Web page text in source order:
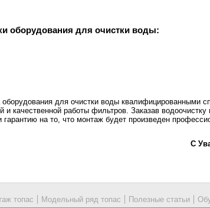
оборудования для очистки воды:
оборудования для очистки воды квалифицированными
и качественной работы фильтров. Заказав
на то, что монтаж будет произведен
С
топас Модельный ряд топас Полезные статьи